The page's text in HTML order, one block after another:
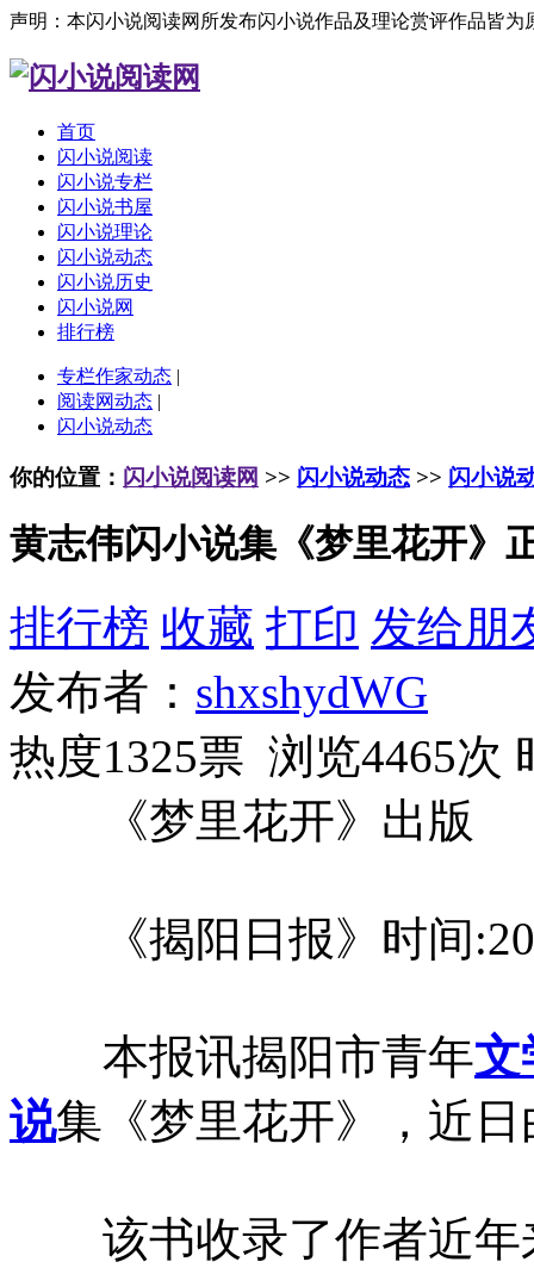
声明：本闪小说阅读网所发布闪小说作品及理论赏评作品皆
首页
闪小说阅读
闪小说专栏
闪小说书屋
闪小说理论
闪小说动态
闪小说历史
闪小说网
排行榜
专栏作家动态 |
阅读网动态 |
闪小说动态
你的位置： 闪小说阅读网 >> 闪小说动态 >> 闪小说
黄志伟闪小说集《梦里花开》
排行榜 收藏 打印 发给朋
发布者： shxshydWG
热度1325票 浏览4465次
《梦里花开》出版
《揭阳日报》时间
本报讯揭阳市青年文
说集《梦里花开》，近日
该书收录了作者近年